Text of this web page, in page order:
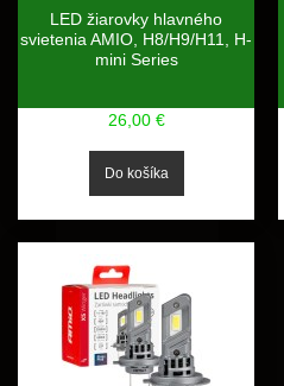
LED žiarovky hlavného
svietenia AMIO, H8/H9/H11, H-
mini Series
26,00 €